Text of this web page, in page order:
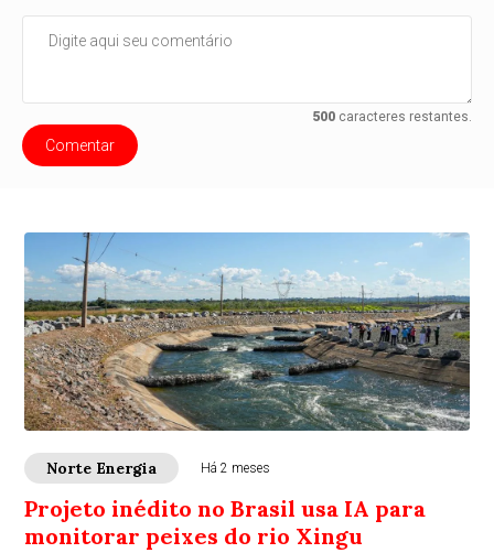
500caracteres restantes.
Comentar
Norte Energia Há 2 meses
Projeto inédito no Brasil usa IA para
monitorar peixes do rio Xingu